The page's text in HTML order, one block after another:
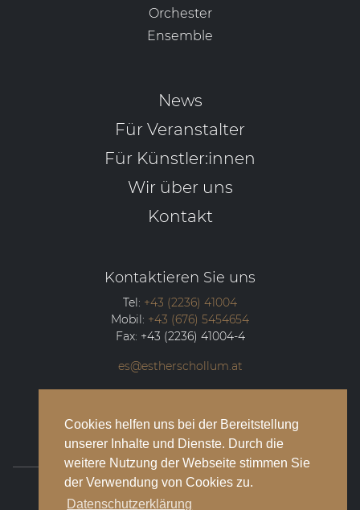
Cookies helfen uns bei der Bereitstellung
unserer Inhalte und Dienste. Durch die
weitere Nutzung der Webseite stimmen Sie
der Verwendung von Cookies zu.
Datenschutzerklärung
Orchester
Ensemble
News
Für Veranstalter
Für Künstler:innen
Wir über uns
Kontakt
Kontaktieren Sie uns
Tel: +43 (2236) 41004
Mobil: +43 (676) 5454654
Fax: +43 (2236) 41004-4
es@estherschollum.at
2340 Mödling